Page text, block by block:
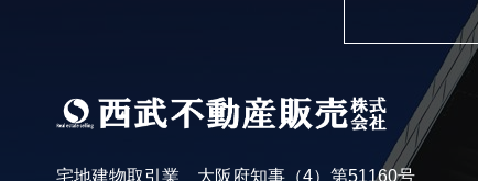
宅地建物取引業 大阪府知事（4）第51160号